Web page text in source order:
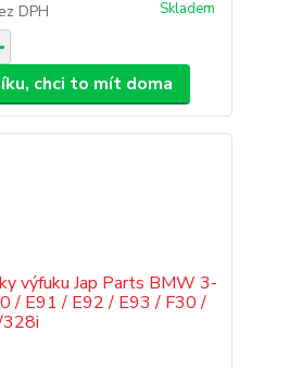
DPH Skladem
chci to mít doma